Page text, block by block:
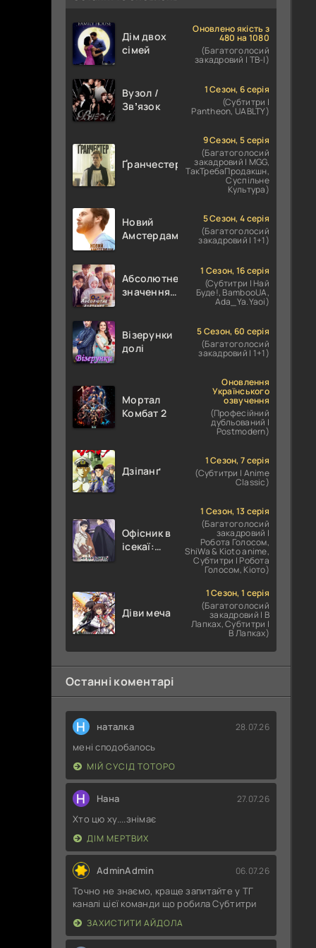
Дім двох
сімей
Оновлено якість з
480 на 1080
(Багатоголосий
закадровий | ТВ-І)
Вузол /
Звʼязок
1 Сезон, 6 серія
(Субтитри |
Pantheon, UABLTY)
Ґранчестер
9 Сезон, 5 серія
(Багатоголосий
закадровий | MGG,
ТакТребаПродакшн,
Суспільне
Культура)
Новий
Амстердам
5 Сезон, 4 серія
(Багатоголосий
закадровий | 1+1)
Абсолютне
значення
значення
романтики
1 Сезон, 16 серія
(Субтитри | Най
Буде!, BambooUA,
Ada_Ya.Yaoi)
Візерунки
долі
5 Сезон, 60 серія
(Багатоголосий
закадровий | 1+1)
Мортал
Комбат 2
Оновлення
Українського
озвучення
(Професійний
дубльований |
Postmodern)
Дзіпанґ
1 Сезон, 7 серія
(Субтитри | Anime
Classic)
Офісник в
ісекаї:
від
Корпоративного
1 Сезон, 13 серія
(Багатоголосий
закадровий |
Робота Голосом,
ShiWa & Kioto anime,
Субтитри | Робота
Голосом, Кіото)
Діви меча
1 Сезон, 1 серія
(Багатоголосий
закадровий | В
Лапках, Субтитри |
В Лапках)
Останні коментарі
Н наталка 28.07.26
мені сподобалось
МІЙ СУСІД ТОТОРО
Н Нана 27.07.26
Хто цю ху....знімає
ДІМ МЕРТВИХ
AdminAdmin 06.07.26
Точно не знаємо, краще запитайте у ТГ
каналі цієї команди що робила Субтитри
ЗАХИСТИТИ АЙДОЛА